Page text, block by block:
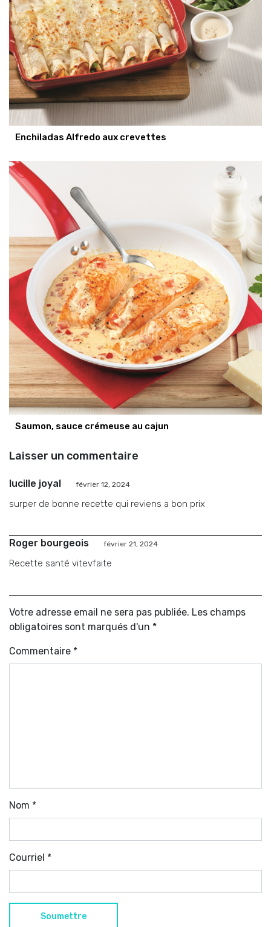
Enchiladas Alfredo aux crevettes
Saumon, sauce crémeuse au cajun
Laisser un commentaire
lucille joyal février 12, 2024
surper de bonne recette qui reviens a bon prix
Roger bourgeois février 21, 2024
Recette santé vitevfaite
Votre adresse email ne sera pas publiée. Les champs
obligatoires sont marqués d'un *
Commentaire *
Nom *
Courriel *